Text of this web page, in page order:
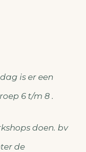
is er een
6 t/m 8 .
doen. bv
de